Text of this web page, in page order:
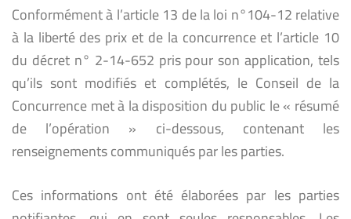
Conformément à l’article 13 de la loi n°104-12 relative
à la liberté des prix et de la concurrence et l’article 10
du décret n° 2-14-652 pris pour son application, tels
qu’ils sont modifiés et complétés, le Conseil de la
Concurrence met à la disposition du public le « résumé
de l’opération » ci-dessous, contenant les
renseignements communiqués par les parties.
Ces informations ont été élaborées par les parties